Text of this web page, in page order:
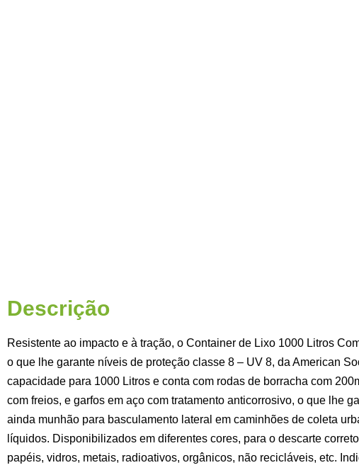
Descrição
Resistente ao impacto e à tração, o Container de Lixo 1000 Litros
o que lhe garante níveis de proteção classe 8 – UV 8, da American
capacidade para 1000 Litros e conta com rodas de borracha com
com freios, e garfos em aço com tratamento anticorrosivo, o que lhe
ainda munhão para basculamento lateral em caminhões de coleta
líquidos. Disponibilizados em diferentes cores, para o descarte
papéis, vidros, metais, radioativos, orgânicos, não recicláveis, etc.